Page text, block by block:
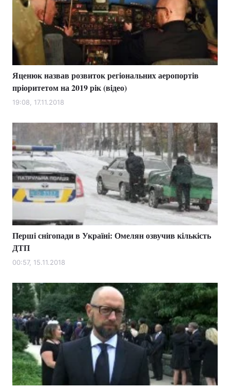
Яценюк назвав розвиток регіональних аеропортів
пріоритетом на 2019 рік (відео)
19:08, 17.11.2018
Перші снігопади в Україні: Омелян озвучив кількість
ДТП
00:57, 15.11.2018